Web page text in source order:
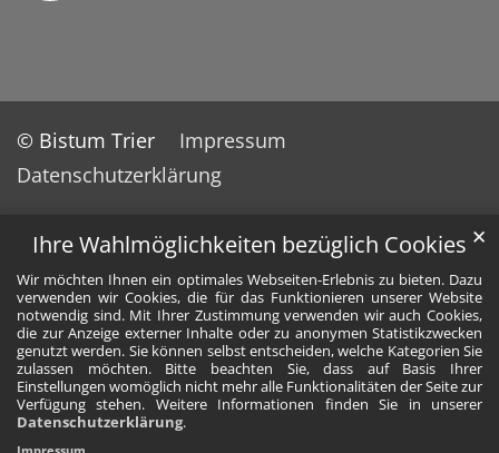
Ihre Wahlmöglichkeiten bezüglich Cookies
Wir möchten Ihnen ein optimales Webseiten-Erlebnis zu bieten. Dazu
verwenden wir Cookies, die für das Funktionieren unserer Website
notwendig sind. Mit Ihrer Zustimmung verwenden wir auch Cookies,
die zur Anzeige externer Inhalte oder zu anonymen Statistikzwecken
genutzt werden. Sie können selbst entscheiden, welche Kategorien Sie
zulassen möchten. Bitte beachten Sie, dass auf Basis Ihrer
Einstellungen womöglich nicht mehr alle Funktionalitäten der Seite zur
Verfügung stehen. Weitere Informationen finden Sie in unserer
Datenschutzerklärung.
✕
© Bistum Trier
Impressum
Datenschutzerklärung